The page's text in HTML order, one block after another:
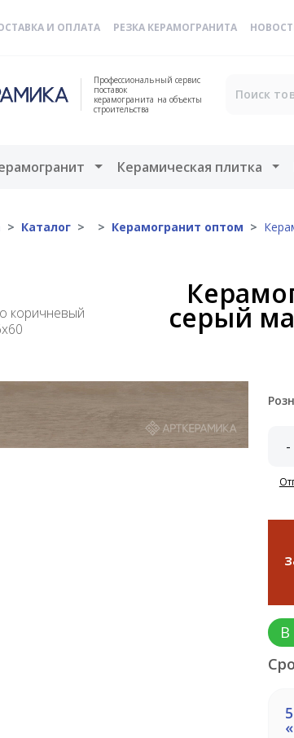
И ОПЛАТА РЕЗКА КЕРАМОГРАНИТА
Профессиональный сервис
поставок
керамогранита на объекты
строительства
Открыть меню
Керамическая плитка
Каталог Керамогранит оптом
коричневый
серый
-